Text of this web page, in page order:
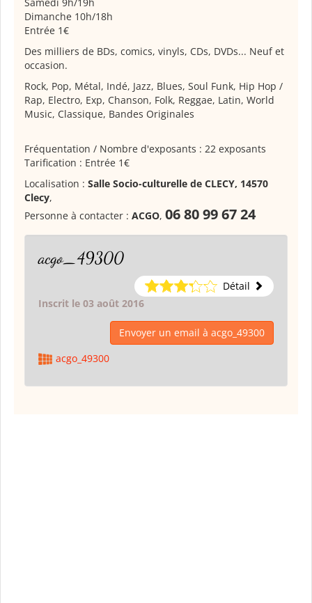
Dimanche 10h/18h
Entrée 1€
Des milliers de BDs, comics, vinyls, CDs, DVDs... Neuf et
occasion.
Rock, Pop, Métal, Indé, Jazz, Blues, Soul Funk, Hip Hop /
Rap, Electro, Exp, Chanson, Folk, Reggae, Latin, World
Music, Classique, Bandes Originales
Fréquentation / Nombre d'exposants : 22 exposants
Tarification : Entrée 1€
Localisation : Salle Socio-culturelle de CLECY, 14570
Clecy,
Personne à contacter : ACGO, 06 80 99 67 24
acgo_49300
Détail
Inscrit le 03 août 2016
Envoyer un email à acgo_49300
acgo_49300